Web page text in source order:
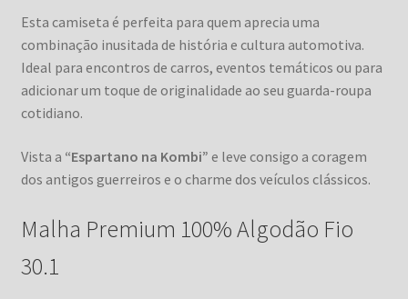
Esta camiseta é perfeita para quem aprecia uma
combinação inusitada de história e cultura automotiva.
Ideal para encontros de carros, eventos temáticos ou para
adicionar um toque de originalidade ao seu guarda-roupa
cotidiano.
Vista a “Espartano na Kombi” e leve consigo a coragem
dos antigos guerreiros e o charme dos veículos clássicos.
Malha Premium 100% Algodão Fio
30.1